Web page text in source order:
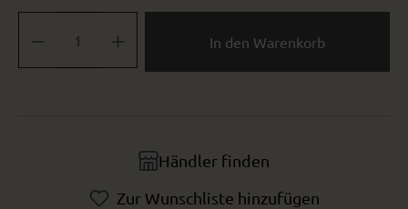
In den Warenkorb
Händler finden
Zur Wunschliste hinzufügen